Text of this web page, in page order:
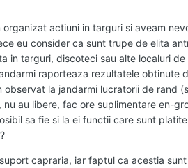
actiuni in targuri si aveam
eu consider ca sunt trupe de elita
in targuri, discoteci sau alte localuri
raporteaza rezultatele obtinute
observat la jandarmi lucratorii de rand
au libere, fac ore suplimentare en-
sa fie si la ei functii care sunt
capraria, iar faptul ca acestia